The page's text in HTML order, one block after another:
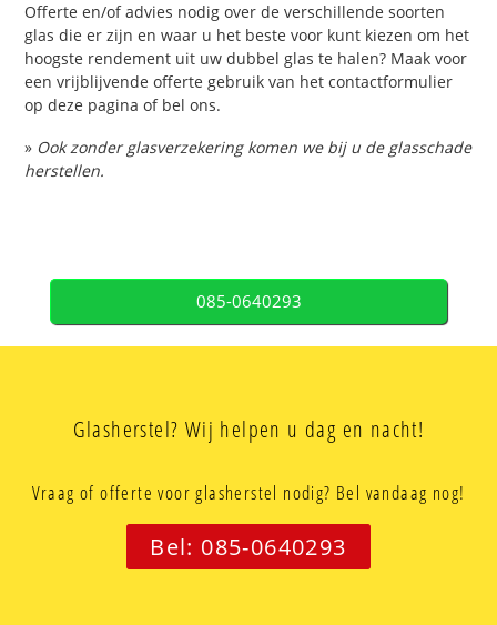
Offerte en/of advies nodig over de verschillende soorten
glas die er zijn en waar u het beste voor kunt kiezen om het
hoogste rendement uit uw dubbel glas te halen? Maak voor
een vrijblijvende offerte gebruik van het contactformulier
op deze pagina of bel ons.
» Ook zonder glasverzekering komen we bij u de glasschade
herstellen.
085-0640293
Glasherstel? Wij helpen u dag en nacht!
Vraag of offerte voor glasherstel nodig? Bel vandaag nog!
Bel: 085-0640293